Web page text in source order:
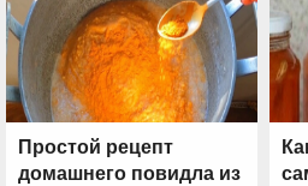
Простой рецепт
домашнего повидла из